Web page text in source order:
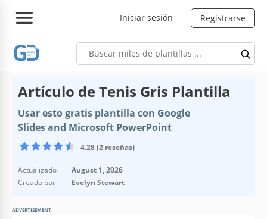
Iniciar sesión Registrarse
Artículo de Tenis Gris Plantilla
Usar esto gratis plantilla con Google
Slides and Microsoft PowerPoint
4.28 (2 reseñas)
Actualizado
August 1, 2026
Creado por
Evelyn Stewart
ADVERTISEMENT